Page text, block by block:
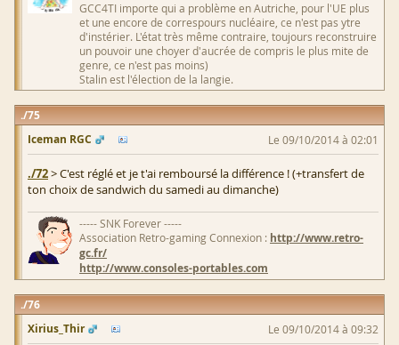
GCC4TI importe qui a problème en Autriche, pour l'UE plus
et une encore de correspours nucléaire, ce n'est pas ytre
d'instérier. L'état très même contraire, toujours reconstruire
un pouvoir une choyer d'aucrée de compris le plus mite de
genre, ce n'est pas moins)
Stalin est l'élection de la langie.
75
Iceman RGC
Le 09/10/2014 à 02:01
./72> C'est réglé et je t'ai remboursé la différence ! (+transfert de
ton choix de sandwich du samedi au dimanche)
----- SNK Forever -----
Association Retro-gaming Connexion : http://www.retro-
gc.fr/
http://www.consoles-portables.com
76
Xirius_Thir
Le 09/10/2014 à 09:32